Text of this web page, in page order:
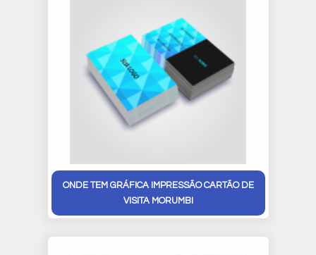
ONDE TEM GRÁFICA IMPRESSÃO CARTÃO DE
VISITA MORUMBI